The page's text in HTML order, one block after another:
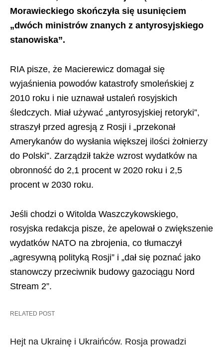
Morawieckiego skończyła się usunięciem
„dwóch ministrów znanych z antyrosyjskiego
stanowiska”.
RIA pisze, że Macierewicz domagał się
wyjaśnienia powodów katastrofy smoleńskiej z
2010 roku i nie uznawał ustaleń rosyjskich
śledczych. Miał używać „antyrosyjskiej retoryki”,
straszył przed agresją z Rosji i „przekonał
Amerykanów do wysłania większej ilości żołnierzy
do Polski”. Zarządził także wzrost wydatków na
obronność do 2,1 procent w 2020 roku i 2,5
procent w 2030 roku.
Jeśli chodzi o Witolda Waszczykowskiego,
rosyjska redakcja pisze, że apelował o zwiększenie
wydatków NATO na zbrojenia, co tłumaczył
„agresywną polityką Rosji” i „dał się poznać jako
stanowczy przeciwnik budowy gazociągu Nord
Stream 2”.
RELATED POST
Hejt na Ukrainę i Ukraińców. Rosja prowadzi